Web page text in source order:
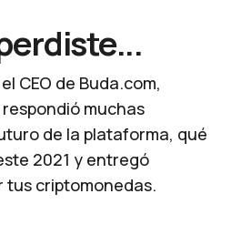
CEO de Buda.com,
muchas
de la plataforma, qué
2021 y entregó
tus criptomonedas.